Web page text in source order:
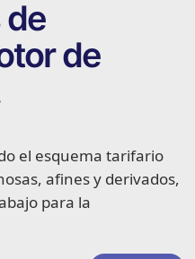
de
de
el esquema tarifario
afines y derivados,
para la